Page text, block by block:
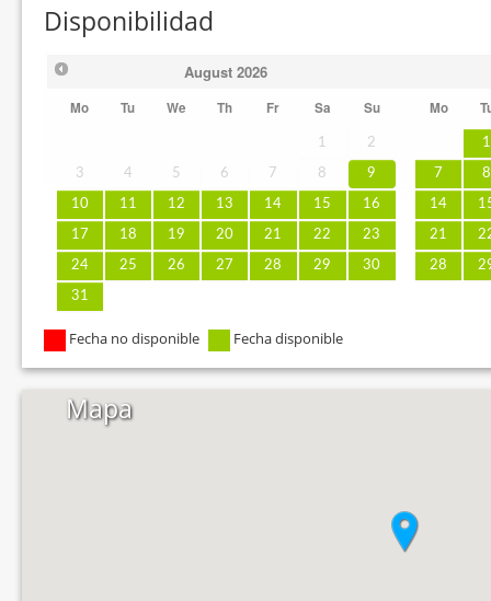
Disponibilidad
August 2026
Mo Tu We Th Fr Sa Su
1 2
3 4 5 6 7 8 9
10 11 12 13 14 15 16
17 18 19 20 21 22 23
24 25 26 27 28 29 30
31
Mo
1
7 8
14
21
28
Fecha no disponible Fecha disponible
Mapa